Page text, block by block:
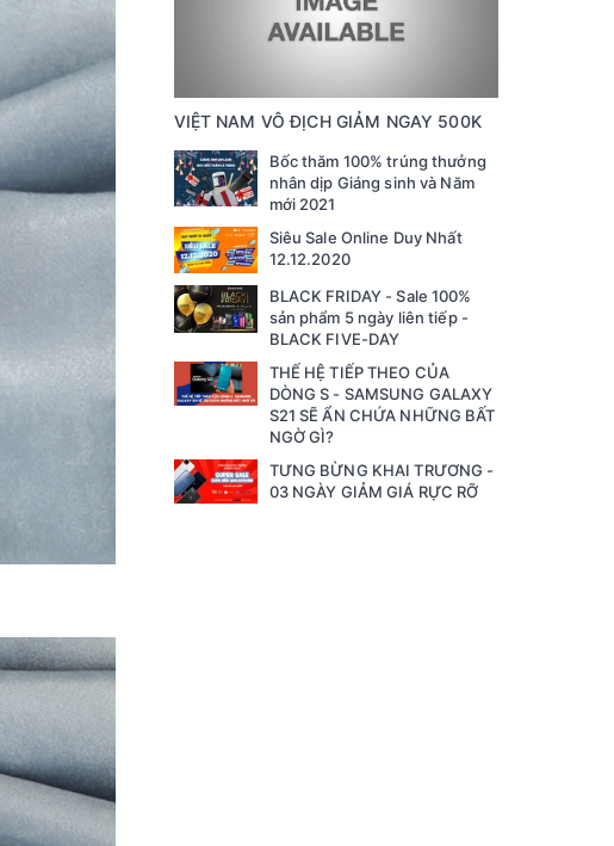
VIỆT NAM VÔ ĐỊCH GIẢM NGAY 500K
Bốc thăm 100% trúng thưởng
nhân dịp Giáng sinh và Năm
mới 2021
Siêu Sale Online Duy Nhất
12.12.2020
BLACK FRIDAY - Sale 100%
sản phẩm 5 ngày liên tiếp -
BLACK FIVE-DAY
THẾ HỆ TIẾP THEO CỦA
DÒNG S - SAMSUNG GALAXY
S21 SẼ ẨN CHỨA NHỮNG BẤT
NGỜ GÌ?
TƯNG BỪNG KHAI TRƯƠNG -
03 NGÀY GIẢM GIÁ RỰC RỠ